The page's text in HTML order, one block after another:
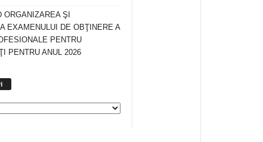
ORGANIZAREA ŞI
EXAMENULUI DE OBŢINERE A
PENTRU
PENTRU ANUL 2026